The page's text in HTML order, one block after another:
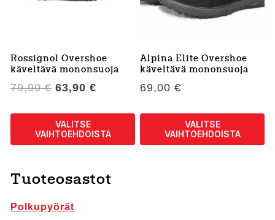
Rossignol Overshoe
käveltävä mononsuoja
79,90€ Alkuperäinen
oli:
79,90 €.
63,90 € Nykyinen
on:
63,90 €.
VALITSE
VAIHTOEHDOISTA
on
muunnelma.
Alpina Elite Overshoe
käveltävä mononsuoja
69,00 €
VALITSE
VAIHTOEHDOISTA
Tuoteosastot
Polkupyörät